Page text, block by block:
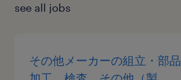
see all jobs
その他メーカーの組立・部品